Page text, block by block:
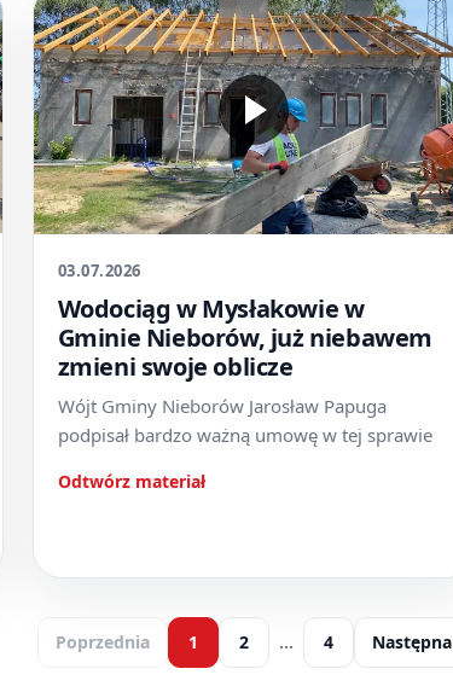
03.07.2026
Wodociąg w Mysłakowie w
Gminie Nieborów, już niebawem
zmieni swoje oblicze
Wójt Gminy Nieborów Jarosław Papuga
podpisał bardzo ważną umowę w tej sprawie
Odtwórz materiał
Poprzednia 1 2 … 4 Następna